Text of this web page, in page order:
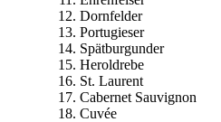
Dornfelder
Portugieser
Spätburgunder
Heroldrebe
St. Laurent
Cabernet Sauvignon
Cuvée